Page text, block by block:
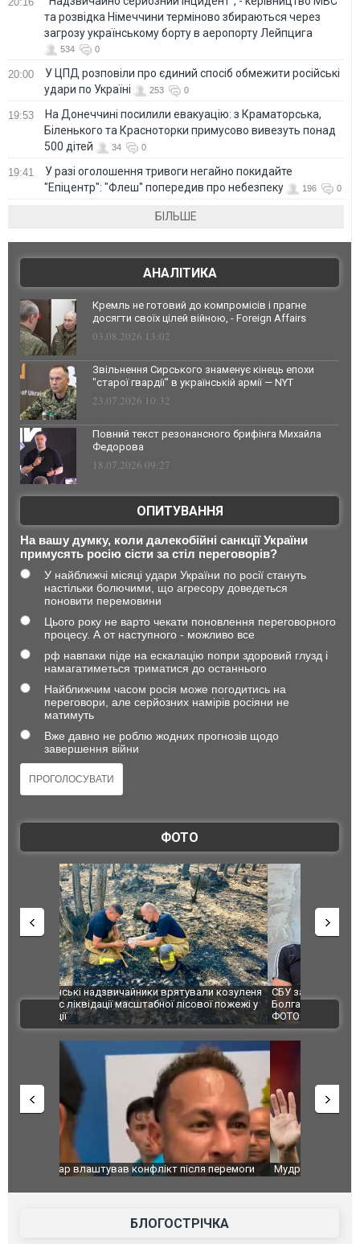
та розвідка Німеччини терміново збираються через
загрозу українському борту в аеропорту Лейпцига
534 0
20:00
У ЦПД розповіли про єдиний спосіб обмежити російські
удари по Україні
253 0
19:53
На Донеччині посилили евакуацію: з Краматорська,
Біленького та Красноторки примусово вивезуть понад
500 дітей
34 0
19:41
У разі оголошення тривоги негайно покидайте
"Епіцентр": "Флеш" попередив про небезпеку
196 0
БІЛЬШЕ
АНАЛІТИКА
Кремль не готовий до компромісів і прагне
досягти своїх цілей війною, - Foreign Affairs
03.08.2026 13:02
Звільнення Сирського знаменує кінець епохи
"старої гвардії" в українській армії — NYT
23.07.2026 10:32
Повний текст резонансного брифінга Михайла
Федорова
18.07.2026 09:27
ОПИТУВАННЯ
На вашу думку, коли далекобійні санкції України
примусять росію сісти за стіл переговорів?
У найближчі місяці удари України по росії стануть
настільки болючими, що агресору доведеться
поновити перемовини
Цього року не варто чекати поновлення переговорного
процесу. А от наступного - можливо все
рф навпаки піде на ескалацію попри здоровий глузд і
намагатиметься триматися до останнього
Найближчим часом росія може погодитись на
переговори, але серйозних намірів росіяни не
матимуть
Вже давно не роблю жодних прогнозів щодо
завершення війни
ФОТО
пожежі у
СБУ за сприяння Нацполіції та правоохоронців
Болгарії затримала міжнародного наркобарона.
ФОТО
Росіяни
одна
ВІДЕО
Мудрик провів перший матч за "Челсі" після
під час
Франції
БЛОГОСТРІЧКА